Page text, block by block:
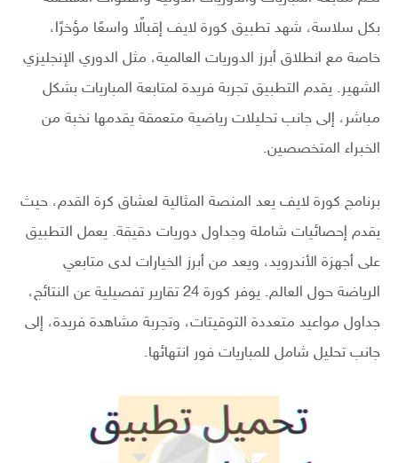
بكل سلاسة، شهد تطبيق كورة لايف إقبالًا واسعًا مؤخرًا،
خاصة مع انطلاق أبرز الدوريات العالمية، مثل الدوري الإنجليزي
الشهير. يقدم التطبيق تجربة فريدة لمتابعة المباريات بشكل
مباشر، إلى جانب تحليلات رياضية متعمقة يقدمها نخبة من
الخبراء المتخصصين.
برنامج كورة لايف يعد المنصة المثالية لعشاق كرة القدم، حيث
يقدم إحصائيات شاملة وجداول دوريات دقيقة. يعمل التطبيق
على أجهزة الأندرويد، ويعد من أبرز الخيارات لدى متابعي
الرياضة حول العالم. يوفر كورة 24 تقارير تفصيلية عن النتائج،
جداول مواعيد متعددة التوقيتات، وتجربة مشاهدة فريدة، إلى
جانب تحليل شامل للمباريات فور انتهائها.